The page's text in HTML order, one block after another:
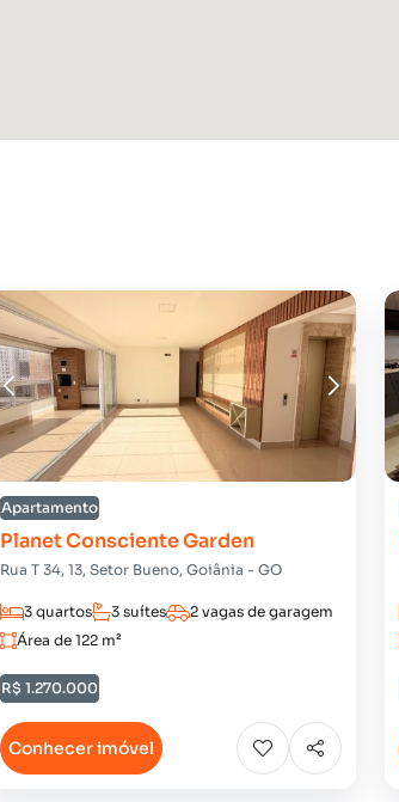
Apartamento
Planet Consciente Garden
Rua T 34, 13, Setor Bueno, Goiânia - GO
3 quartos 3 suítes
2 vagas de garagem
Área de 122 m²
R$ 1.270.000
Conhecer imóvel